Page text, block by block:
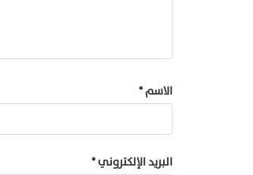
الاسم*
البريد الإلكتروني*